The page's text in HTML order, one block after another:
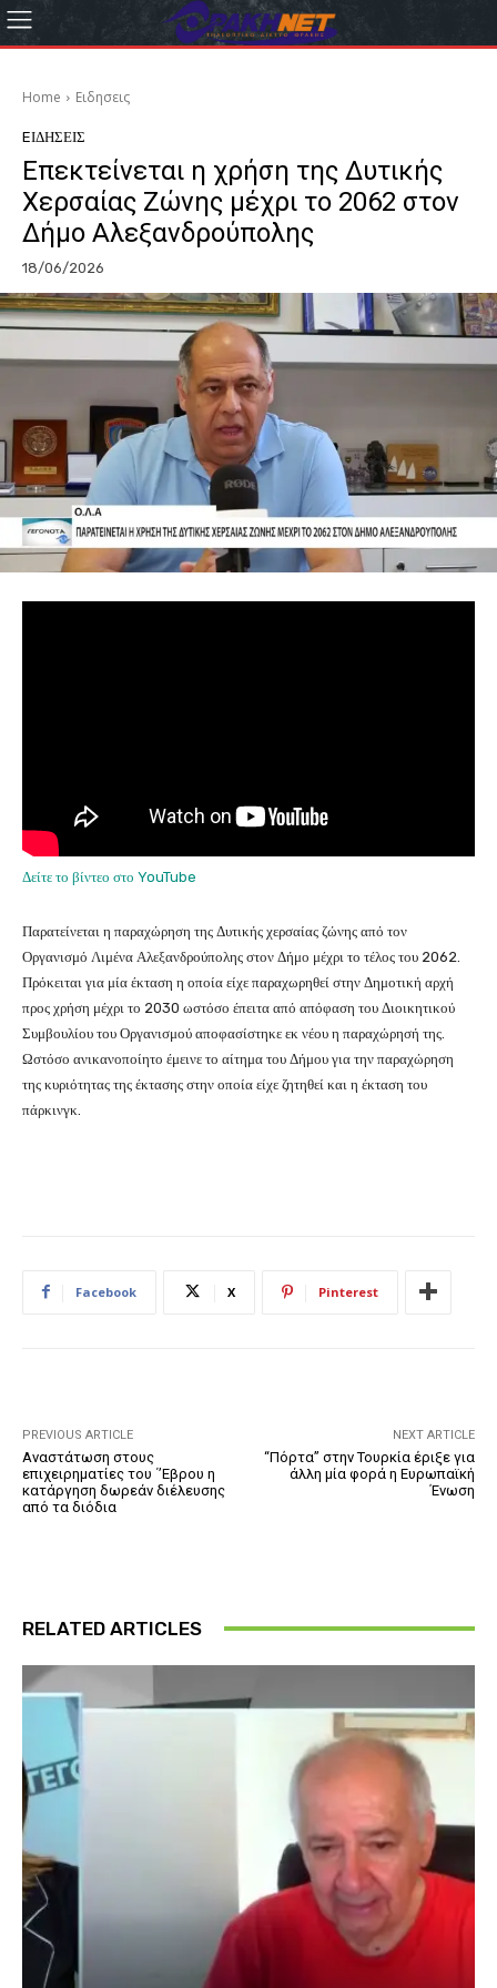
Home Eιδησεις
EΙΔΗΣΕΙΣ
Επεκτείνεται η χρήση της Δυτικής
Χερσαίας Ζώνης μέχρι το 2062 στον
Δήμο Αλεξανδρούπολης
18/06/2026
Δείτε το βίντεο στο YouTube
Παρατείνεται η παραχώρηση της Δυτικής χερσαίας ζώνης από τον
Οργανισμό Λιμένα Αλεξανδρούπολης στον Δήμο μέχρι το τέλος του 2062.
Πρόκειται για μία έκταση η οποία είχε παραχωρηθεί στην Δημοτική αρχή
προς χρήση μέχρι το 2030 ωστόσο έπειτα από απόφαση του Διοικητικού
Συμβουλίου του Οργανισμού αποφασίστηκε εκ νέου η παραχώρησή της.
Ωστόσο ανικανοποίητο έμεινε το αίτημα του Δήμου για την παραχώρηση
της κυριότητας της έκτασης στην οποία είχε ζητηθεί και η έκταση του
πάρκινγκ.
Facebook X Pinterest
PREVIOUS ARTICLE
Αναστάτωση στους
επιχειρηματίες του ΄’Εβρου η
κατάργηση δωρεάν διέλευσης
από τα διόδια
NEXT ARTICLE
“Πόρτα” στην Τουρκία έριξε για
άλλη μία φορά η Ευρωπαϊκή
Ένωση
RELATED ARTICLES